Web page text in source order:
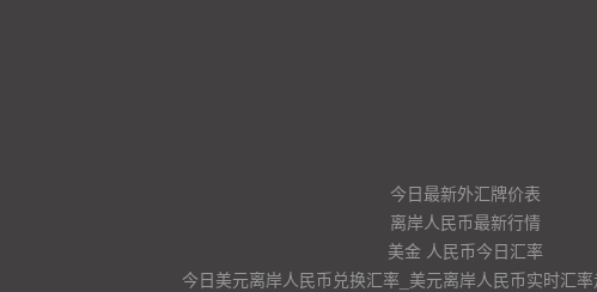
今日最新外汇牌价表
离岸人民币最新行情
美金 人民币今日汇率
今日美元离岸人民币兑换汇率_美元离岸人民币实时汇